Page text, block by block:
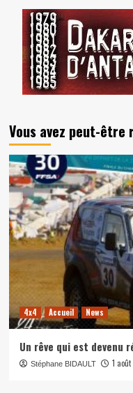
Vous avez peut-être
4x4 Accueil News
Un rêve qui est devenu
Stéphane BIDAULT 1 août